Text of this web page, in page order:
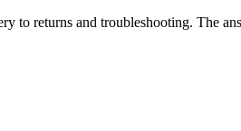
to returns and troubleshooting. The